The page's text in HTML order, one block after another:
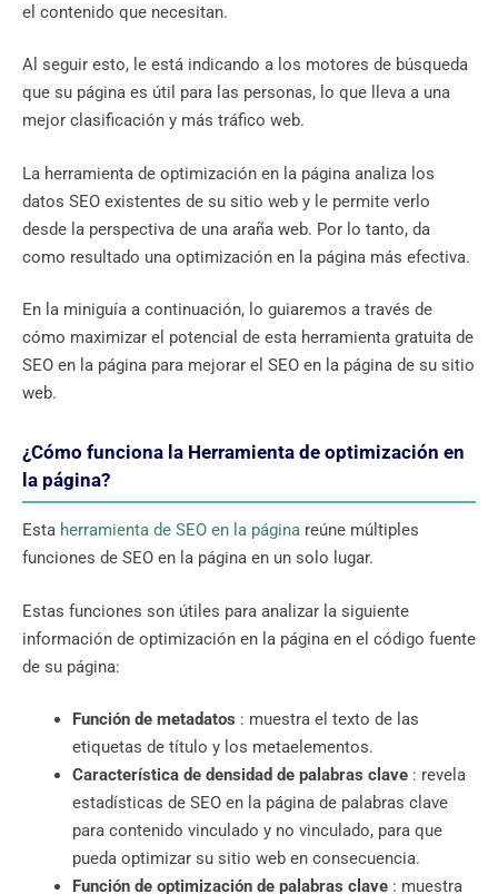
el contenido que necesitan.
Al seguir esto, le está indicando a los motores de búsqueda
que su página es útil para las personas, lo que lleva a una
mejor clasificación y más tráfico web.
La herramienta de optimización en la página analiza los
datos SEO existentes de su sitio web y le permite verlo
desde la perspectiva de una araña web. Por lo tanto, da
como resultado una optimización en la página más efectiva.
En la miniguía a continuación, lo guiaremos a través de
cómo maximizar el potencial de esta herramienta gratuita de
SEO en la página para mejorar el SEO en la página de su sitio
web.
¿Cómo funciona la Herramienta de optimización en
la página?
Esta herramienta de SEO en la página reúne múltiples
funciones de SEO en la página en un solo lugar.
Estas funciones son útiles para analizar la siguiente
información de optimización en la página en el código fuente
de su página:
Función de metadatos : muestra el texto de las
etiquetas de título y los metaelementos.
Característica de densidad de palabras clave : revela
estadísticas de SEO en la página de palabras clave
para contenido vinculado y no vinculado, para que
pueda optimizar su sitio web en consecuencia.
Función de optimización de palabras clave : muestra